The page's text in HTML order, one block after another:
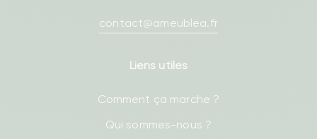
contact@ameublea.fr
Liens utiles
Comment ça marche ?
Qui sommes-nous ?